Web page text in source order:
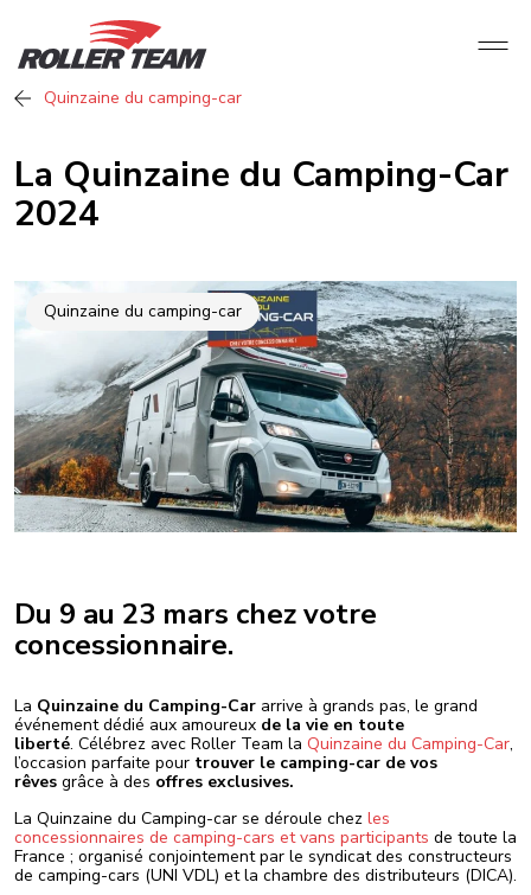
Quinzaine du camping-car
La Quinzaine du Camping-Car
2024
Quinzaine du camping-car
Du 9 au 23 mars chez votre
concessionnaire.
La Quinzaine du Camping-Car arrive à grands pas, le grand
événement dédié aux amoureux de la vie en toute
liberté. Célébrez avec Roller Team la Quinzaine du Camping-Car,
l’occasion parfaite pour trouver le camping-car de vos
rêves grâce à des offres exclusives.
La Quinzaine du Camping-car se déroule chez les
concessionnaires de camping-cars et vans participants de toute la
France ; organisé conjointement par le syndicat des constructeurs
de camping-cars (UNI VDL) et la chambre des distributeurs (DICA).